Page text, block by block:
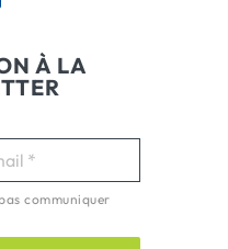
À LA
communiquer